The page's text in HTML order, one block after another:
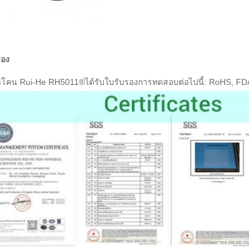
ง
คน Rui-He RH5011®ได้รับใบรับรองการทดสอบต่อไปนี้: RoHS,